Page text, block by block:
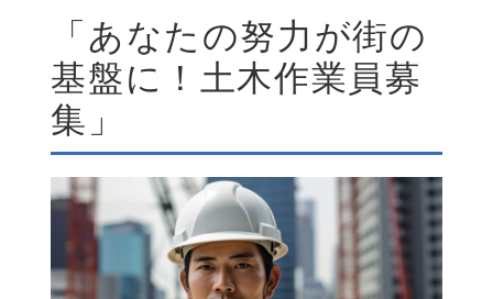
「あなたの努力が街の
基盤に！土木作業員募
集」